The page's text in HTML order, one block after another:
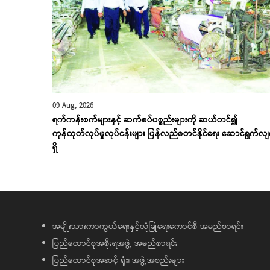
09 Aug, 2026
ရက်ကန်းစက်များနှင့် ဆက်စပ်ပစ္စည်းများကို ဆယ်တင်၍
ကုန်ထုတ်လုပ်မှုလုပ်ငန်းများ ပြန်လည်စတင်နိုင်ရေး ဆောင်ရွက်လ
ရှိ
အမျိုးသားကာကွယ်ရေးနှင့်လုံခြုံရေးကောင်စီ အမည်စာရင်း
ပြည်ထောင်စုအစိုးရအဖွဲ့ အမည်စာရင်း
ပြည်ထောင်စုအဆင့် ရုံး၊ အဖွဲ့အစည်းများ